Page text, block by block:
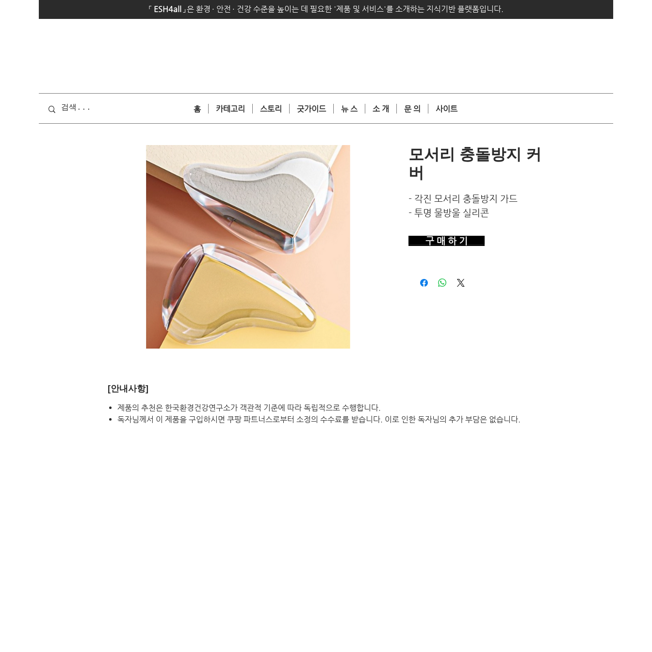
「 ESH4all 」은 환경 · 안전 · 건강 수준을 높이는 데 필요한 '제품 및 서비스'를 소개하는 지식기반 플랫폼입니다.
홈 카테고리 스토리 굿가이드 뉴 스 소 개 문 의 사이트
모서리 충돌방지 커
버
- 각진 모서리 충돌방지 가드
- 투명 물방울 실리콘
구 매 하 기
[안내사항]
제품의 추천은 한국환경건강연구소가 객관적 기준에 따라 독립적으로 수행합니다.
독자님께서 이 제품을 구입하시면 쿠팡 파트너스로부터 소정의 수수료를 받습니다. 이로 인한 독자님의 추가 부담은 없습니다.